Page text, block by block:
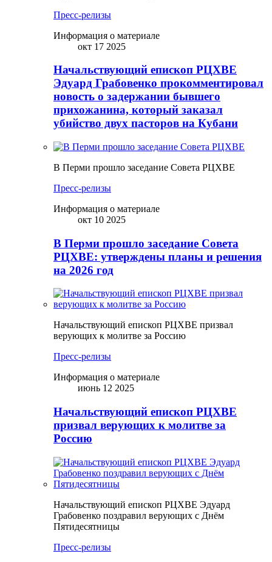
Пресс-релизы
Информация о материале
окт 17 2025
Начальствующий епископ РЦХВЕ
Эдуард Грабовенко прокомментировал
новость о задержании бывшего
прихожанина, который заказал
убийство двух пасторов на Кубани
В Перми прошло заседание Совета РЦХВЕ
Пресс-релизы
Информация о материале
окт 10 2025
В Перми прошло заседание Совета
РЦХВЕ: утверждены планы и решения
на 2026 год
Начальствующий епископ РЦХВЕ призвал
верующих к молитве за Россию
Пресс-релизы
Информация о материале
июнь 12 2025
Начальствующий епископ РЦХВЕ
призвал верующих к молитве за
Россию
Начальствующий епископ РЦХВЕ Эдуард
Грабовенко поздравил верующих с Днём
Пятидесятницы
Пресс-релизы